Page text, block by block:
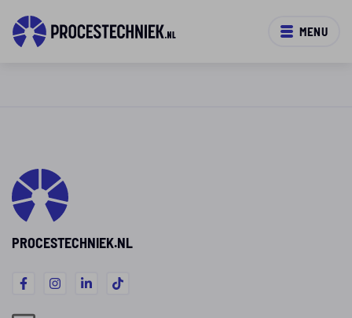
MENU
PROCESTECHNIEK.NL